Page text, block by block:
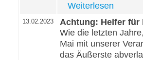
Weiterlesen
13.02.2023
Achtung: Helfer für
Wie die letzten
Mai mit unserer
das Äußerste